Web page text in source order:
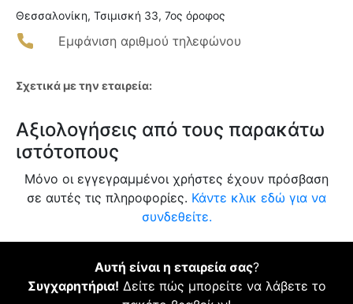
Θεσσαλονίκη, Τσιμισκή 33, 7ος όροφος
Εμφάνιση αριθμού τηλεφώνου
Σχετικά με την εταιρεία:
Αξιολογήσεις από τους παρακάτω
ιστότοπους
Μόνο οι εγγεγραμμένοι χρήστες έχουν πρόσβαση
σε αυτές τις πληροφορίες. Κάντε κλικ εδώ για να
συνδεθείτε.
Αυτή είναι η εταιρεία σας?
Συγχαρητήρια! Δείτε πώς μπορείτε να λάβετε το